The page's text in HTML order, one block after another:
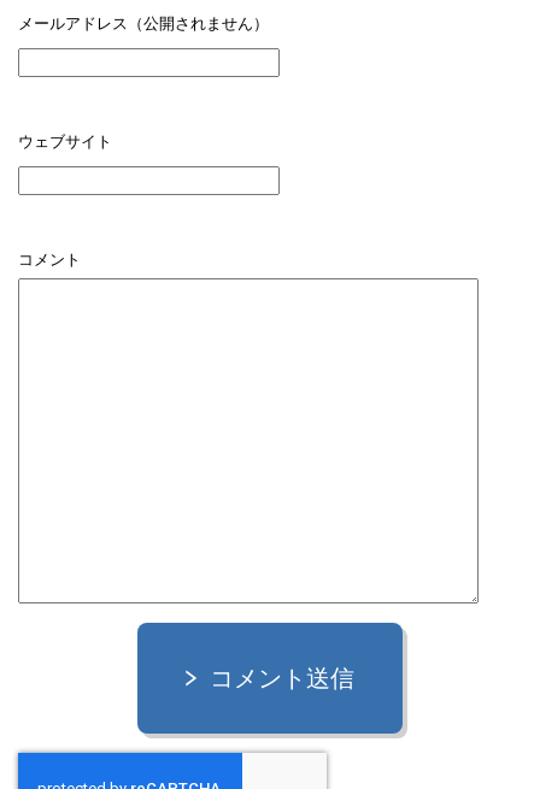
メールアドレス（公開されません）
ウェブサイト
コメント
コメント送信